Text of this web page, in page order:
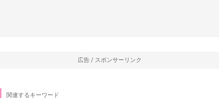
広告 / スポンサーリンク
関連するキーワード